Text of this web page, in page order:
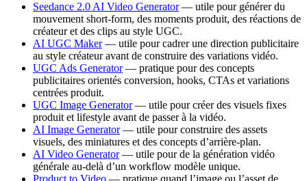
Seedance 2.0 AI Video Generator— utile pour générer du
mouvement short-form, des moments produit, des réactions de
créateur et des clips au style UGC.
AI UGC Maker— utile pour cadrer une direction publicitaire
au style créateur avant de construire des variations vidéo.
UGC Ads Generator— pratique pour des concepts
publicitaires orientés conversion, hooks, CTAs et variations
centrées produit.
UGC Image Generator— utile pour créer des visuels fixes
produit et lifestyle avant de passer à la vidéo.
AI Image Generator— utile pour construire des assets
visuels, des miniatures et des concepts d’arrière-plan.
AI Video Generator— utile pour de la génération vidéo
générale au-delà d’un workflow modèle unique.
Product to Video — pratique quand l’image ou l’asset de